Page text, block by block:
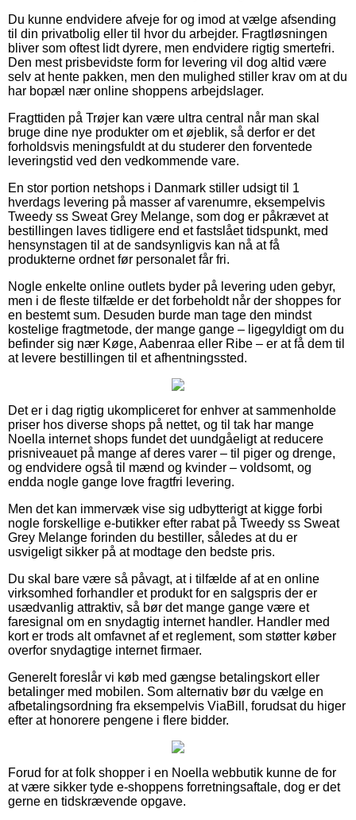
Du kunne endvidere afveje for og imod at vælge afsending
til din privatbolig eller til hvor du arbejder. Fragtløsningen
bliver som oftest lidt dyrere, men endvidere rigtig smertefri.
Den mest prisbevidste form for levering vil dog altid være
selv at hente pakken, men den mulighed stiller krav om at du
har bopæl nær online shoppens arbejdslager.
Fragttiden på Trøjer kan være ultra central når man skal
bruge dine nye produkter om et øjeblik, så derfor er det
forholdsvis meningsfuldt at du studerer den forventede
leveringstid ved den vedkommende vare.
En stor portion netshops i Danmark stiller udsigt til 1
hverdags levering på masser af varenumre, eksempelvis
Tweedy ss Sweat Grey Melange, som dog er påkrævet at
bestillingen laves tidligere end et fastslået tidspunkt, med
hensynstagen til at de sandsynligvis kan nå at få
produkterne ordnet før personalet får fri.
Nogle enkelte online outlets byder på levering uden gebyr,
men i de fleste tilfælde er det forbeholdt når der shoppes for
en bestemt sum. Desuden burde man tage den mindst
kostelige fragtmetode, der mange gange – ligegyldigt om du
befinder sig nær Køge, Aabenraa eller Ribe – er at få dem til
at levere bestillingen til et afhentningssted.
Det er i dag rigtig ukompliceret for enhver at sammenholde
priser hos diverse shops på nettet, og til tak har mange
Noella internet shops fundet det uundgåeligt at reducere
prisniveauet på mange af deres varer – til piger og drenge,
og endvidere også til mænd og kvinder – voldsomt, og
endda nogle gange love fragtfri levering.
Men det kan immervæk vise sig udbytterigt at kigge forbi
nogle forskellige e-butikker efter rabat på Tweedy ss Sweat
Grey Melange forinden du bestiller, således at du er
usvigeligt sikker på at modtage den bedste pris.
Du skal bare være så påvagt, at i tilfælde af at en online
virksomhed forhandler et produkt for en salgspris der er
usædvanlig attraktiv, så bør det mange gange være et
faresignal om en snydagtig internet handler. Handler med
kort er trods alt omfavnet af et reglement, som støtter køber
overfor snydagtige internet firmaer.
Generelt foreslår vi køb med gængse betalingskort eller
betalinger med mobilen. Som alternativ bør du vælge en
afbetalingsordning fra eksempelvis ViaBill, forudsat du higer
efter at honorere pengene i flere bidder.
Forud for at folk shopper i en Noella webbutik kunne de for
at være sikker tyde e-shoppens forretningsaftale, dog er det
gerne en tidskrævende opgave.